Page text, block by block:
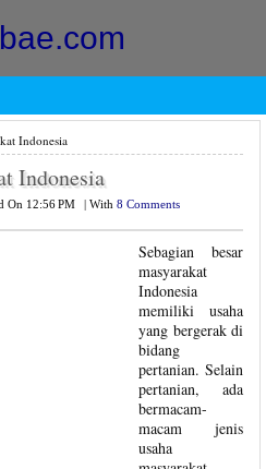
Indonesia
Indonesia
On 12:56 PM With 8 Comments
Sebagian besar
masyarakat
Indonesia
memiliki usaha
yang bergerak di
bidang
pertanian. Selain
pertanian, ada
bermacam-
macam jenis
usaha